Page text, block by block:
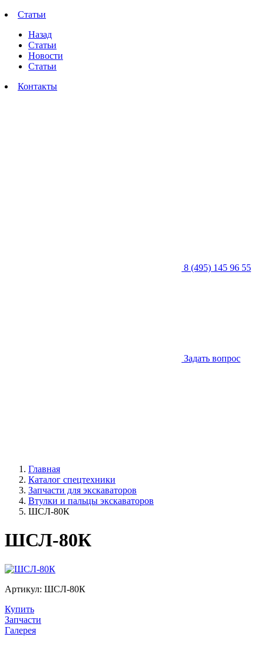
Статьи
Назад
Статьи
Новости
Статьи
Контакты
8 (495) 145 96 55
Задать вопрос
Главная
Каталог спецтехники
Запчасти для экскаваторов
Втулки и пальцы экскаваторов
ШСЛ-80К
ШСЛ-80К
Артикул: ШСЛ-80К
Цена:
Цена по запросу
Купить
Запчасти
Галерея